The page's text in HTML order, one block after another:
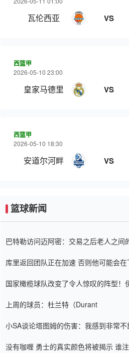
瓦伦西亚 VS
西篮甲
2026-05-10 23:00
皇家马德里 VS
西篮甲
2026-05-10 18:30
安道尔河畔 VS
篮球新闻
巴特勒访问迈阿密：交易之后老人之间
库里返回团队正在加速 否则他可能会在
国家橄榄球队改变了令人惊叹的阵型！
上周的球员：杜兰特（Durant
小SA谈论塔图姆的伤害：我感到非常
没有咖喱 勇士的真实颜色将被揭示 谁